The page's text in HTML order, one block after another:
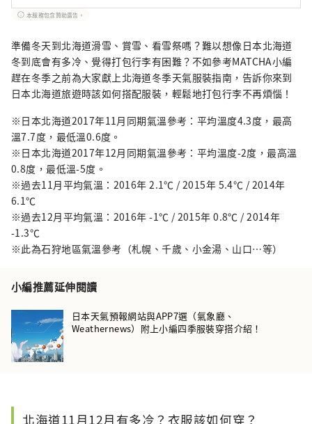
字，記錄一段段旅居時光的珍貴回憶與觀察
發現。出版著作《日本，慢慢旅：遇見山
四季風物詩》
本服務包含贊助廣告。
準備冬天到北海道滑雪、賞雪、看雪祭嗎？難以想像日本北海道
冬到底會有多冷、覺得打包行李有困難？不如參考MATCHA小編
趕在冬季之前為大家獻上北海道冬季天氣服裝指南，告訴你來到
日本北海道旅遊時該如何搭配服裝，輕鬆地打包行李不再煩惱！
※日本北海道2017年11月同期氣溫參考：平均溫度4.3度，最高
溫7.7度，最低溫0.6度。
※日本北海道2017年12月同期氣溫參考：平均溫度-2度，最高溫
0.8度，最低溫-5度。
※過去11月平均氣溫：2016年 2.1℃ / 2015年 5.4℃ / 2014年
6.1℃
※過去12月平均氣溫：2016年 -1℃ / 2015年 0.8℃ / 2014年
-1.3℃
※此為石狩地區氣溫參考（札幌、千歲、小金湯、山口⋯等）
小編推薦延伸閱讀
日本天氣預報網站與APP7選（氣象廳、
Weathernews）附上小編四季服裝穿搭介紹！
北海道11月12月有多冷？衣服該如何穿？